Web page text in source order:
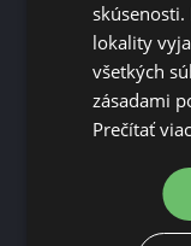
lokality
všetkých
zásadami
Prečítať viac